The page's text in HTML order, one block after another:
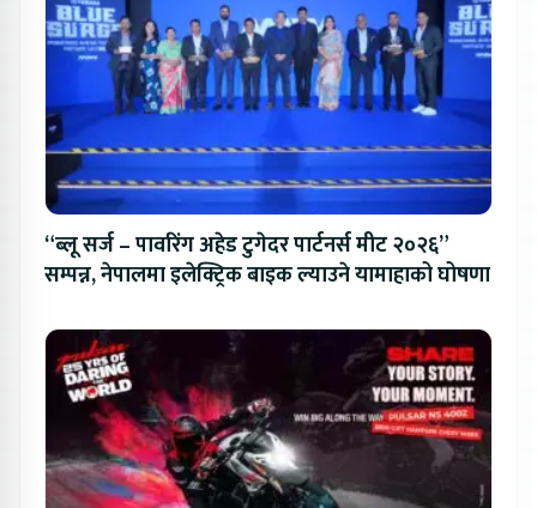
“ब्लू सर्ज – पावरिंग अहेड टुगेदर पार्टनर्स मीट २०२६”
सम्पन्न, नेपालमा इलेक्ट्रिक बाइक ल्याउने यामाहाको घोषणा